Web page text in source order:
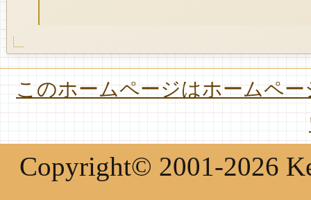
このホームページはホームペ
Copyright© 2001-2026